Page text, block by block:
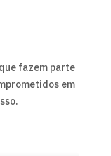
fazem parte
em